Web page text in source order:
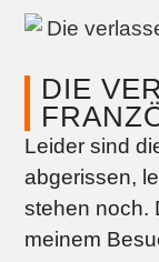
DIE
Leider sind
abgerissen,
stehen noch.
meinem